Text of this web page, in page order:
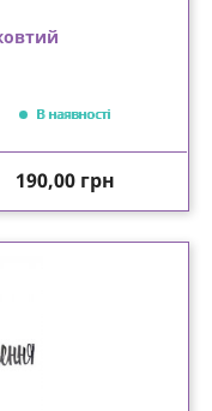
В наявності
Ціна
190,00 грн